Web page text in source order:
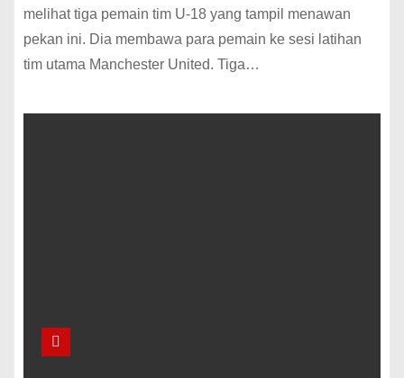
melihat tiga pemain tim U-18 yang tampil menawan
pekan ini. Dia membawa para pemain ke sesi latihan
tim utama Manchester United. Tiga…